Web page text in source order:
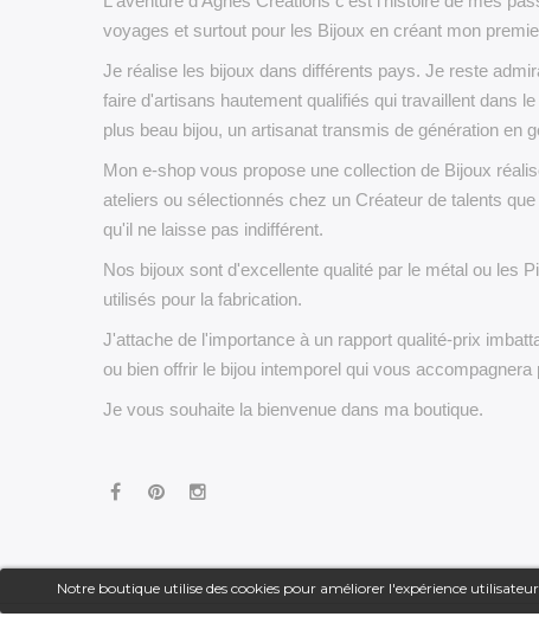
Notre boutique utilise des cookies pour améliorer l'expérience
voyages et surtout pour les Bijoux en créant mon
Je réalise les bijoux dans différents pays. Je reste
faire d'artisans hautement qualifiés qui travaillent dans
plus beau bijou, un artisanat transmis de génération en
Mon e-shop vous propose une collection de Bijoux
ateliers ou sélectionnés chez un Créateur de talents
qu'il ne laisse pas indifférent.
Nos bijoux sont d'excellente qualité par le métal ou les
utilisés pour la fabrication.
J'attache de l'importance à un rapport qualité-prix
ou bien offrir le bijou intemporel qui vous accompagnera
Je vous souhaite la bienvenue dans ma boutique.